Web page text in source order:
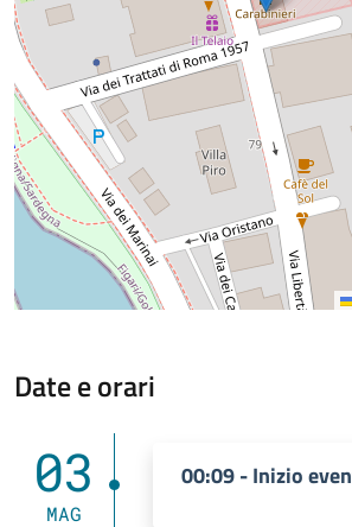
Date e orari
03
MAG
00:09 - Inizio